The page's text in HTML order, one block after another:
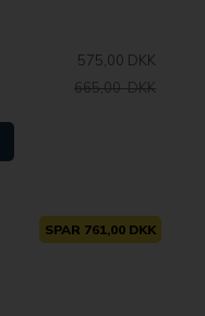
575,00 DKK
665,00 DKK
SPAR 761,00 DKK